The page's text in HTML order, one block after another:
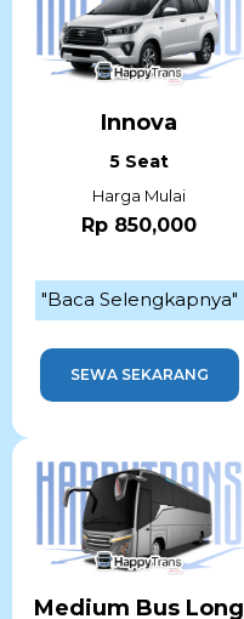
Innova
5 Seat
Harga Mulai
Rp 850,000
"Baca Selengkapnya"
SEWA SEKARANG
Medium Bus Long